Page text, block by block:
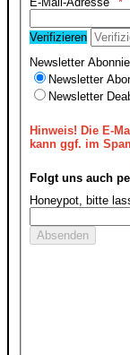
Verifizieren
Newsletter
Newsletter
Newsletter
Hinweis! Die E-
kann ggf. im
Folgt uns auch
Honeypot, bitte